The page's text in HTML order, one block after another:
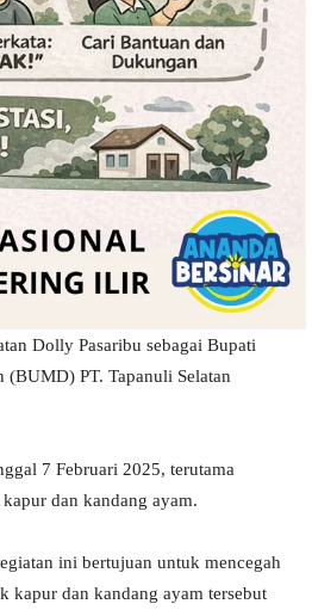
Dolly Pasaribu sebagai Bupati
PT. Tapanuli Selatan
7 Februari 2025, terutama
dan kandang ayam.
ini bertujuan untuk mencegah
kapur dan kandang ayam tersebut